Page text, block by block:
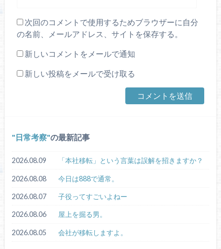
次回のコメントで使用するためブラウザーに自分
の名前、メールアドレス、サイトを保存する。
新しいコメントをメールで通知
新しい投稿をメールで受け取る
日常考察 の最新記事
2026.08.09 「本社移転」という言葉は誤解を招きますか？
2026.08.08 今日は888で通常。
2026.08.07 子役ってすごいよねー
2026.08.06 屋上を掘る男。
2026.08.05 会社が移転しますよ。